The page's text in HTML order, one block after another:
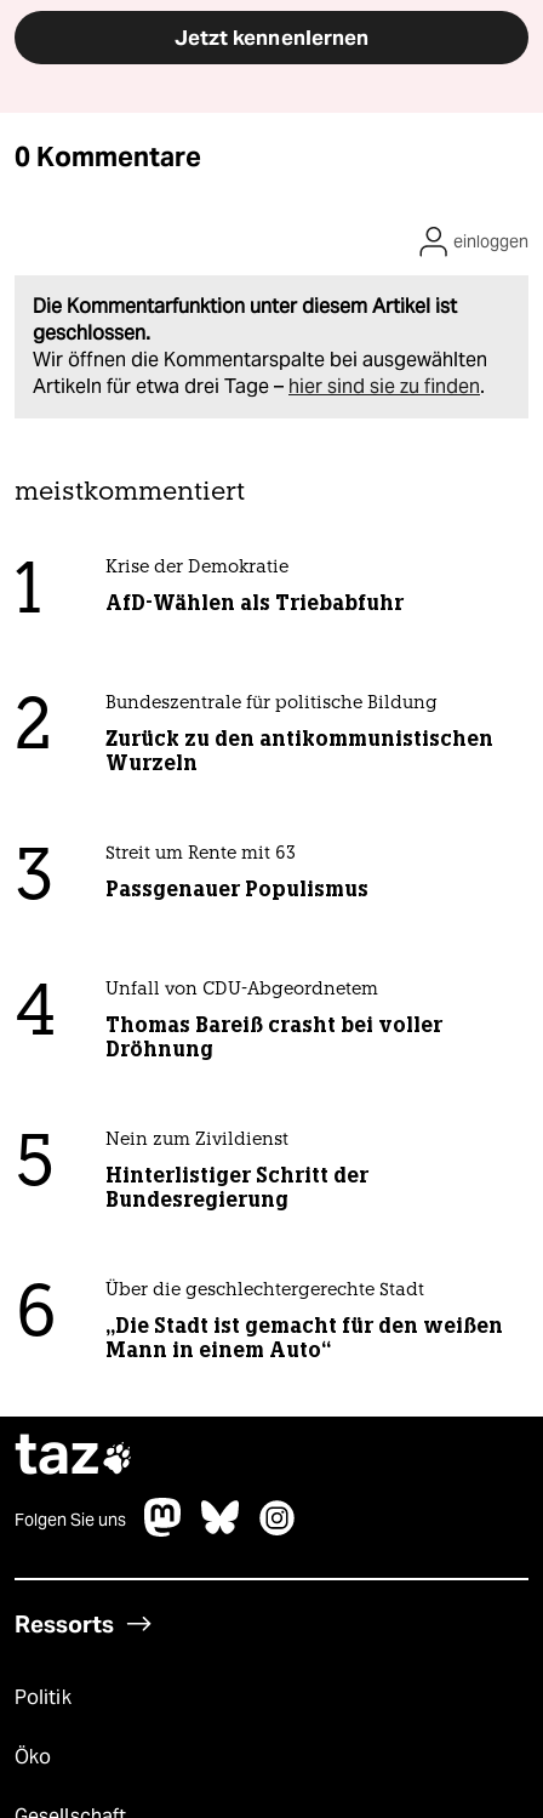
Jetzt kennenlernen
0 Kommentare
Die Kommentarfunktion unter diesem Artikel ist
geschlossen.
Wir öffnen die Kommentarspalte bei ausgewählten
Artikeln für etwa drei Tage – hier sind sie zu finden.
einloggen
meistkommentiert
1 Krise der Demokratie
AfD-Wählen als Triebabfuhr
2 Bundeszentrale für politische Bildung
Zurück zu den antikommunistischen
Wurzeln
3 Streit um Rente mit 63
Passgenauer Populismus
4 Unfall von CDU-Abgeordnetem
Thomas Bareiß crasht bei voller
Dröhnung
5 Nein zum Zivildienst
Hinterlistiger Schritt der
Bundesregierung
6 Über die geschlechtergerechte Stadt
„Die Stadt ist gemacht für den weißen
Mann in einem Auto“
taz
Folgen Sie uns
Ressorts
Politik
Öko